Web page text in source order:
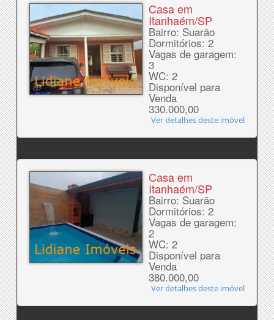
Casa em
Itanhaém/SP
Bairro: Suarão
Dormitórios: 2
Vagas de garagem:
3
WC: 2
Disponível para
Venda
330.000,00
Ver detalhes deste imóvel
Casa em
Itanhaém/SP
Bairro: Suarão
Dormitórios: 2
Vagas de garagem:
2
WC: 2
Disponível para
Venda
380.000,00
Ver detalhes deste imóvel